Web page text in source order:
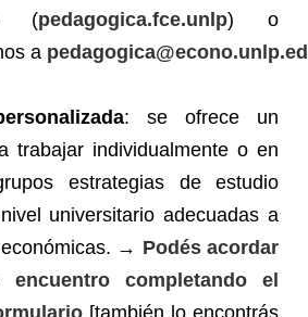
(pedagogica.fce.unlp) o
a
: se ofrece un
trabajar individualmente o en
estrategias de estudio
universitario adecuadas a
→ Podés acordar
completando el